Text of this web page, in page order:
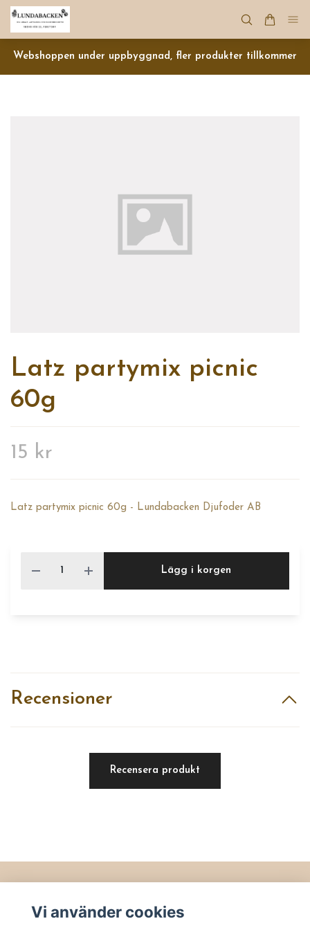
Webshoppen under uppbyggnad, fler produkter tillkommer
Latz partymix picnic
60g
15 kr
Latz partymix picnic 60g - Lundabacken Djufoder AB
Lägg i korgen
Recensioner
Recensera produkt
Köpvillkor
Vi använder cookies